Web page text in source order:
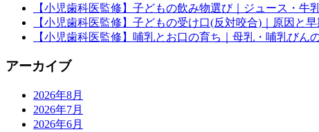
【小児歯科医監修】子どもの飲み物選び｜ジュース・
【小児歯科医監修】子どもの受け口(反対咬合)｜原因と
【小児歯科医監修】哺乳とお口の育ち｜母乳・哺乳び
アーカイブ
2026年8月
2026年7月
2026年6月